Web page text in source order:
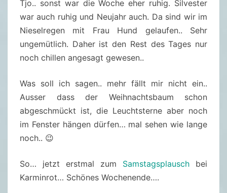
Tjo.. sonst war die Woche eher ruhig. Silvester
war auch ruhig und Neujahr auch. Da sind wir im
Nieselregen mit Frau Hund gelaufen.. Sehr
ungemütlich. Daher ist den Rest des Tages nur
noch chillen angesagt gewesen..
Was soll ich sagen.. mehr fällt mir nicht ein..
Ausser dass der Weihnachtsbaum schon
abgeschmückt ist, die Leuchtsterne aber noch
im Fenster hängen dürfen… mal sehen wie lange
noch.. 😉
So… jetzt erstmal zum Samstagsplausch bei
Karminrot… Schönes Wochenende….